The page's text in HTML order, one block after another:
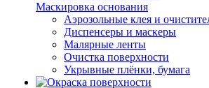
Маскировка основания
Аэрозольные клея и
Диспенсеры и маскеры
Малярные ленты
Очистка поверхности
Укрывные плёнки, бумага